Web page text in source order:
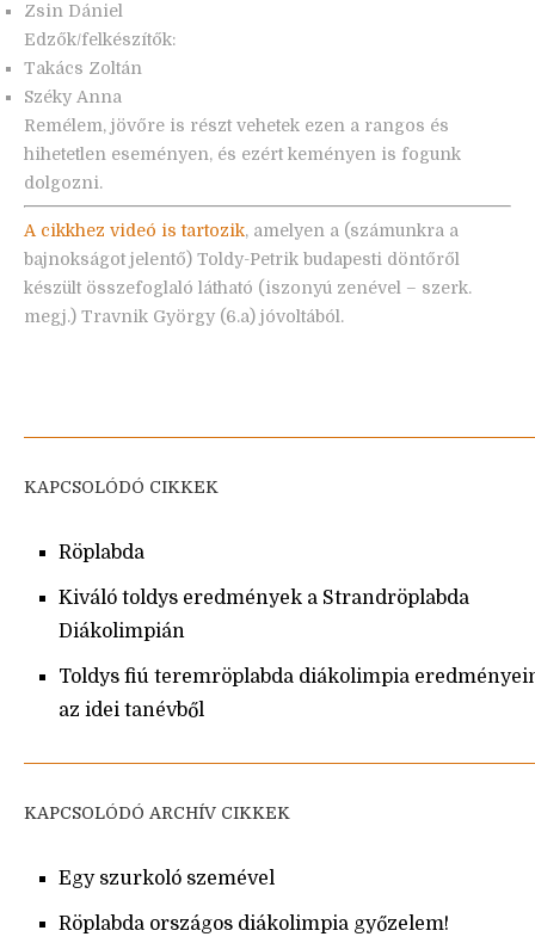
Zsin Dániel
Edzők/felkészítők:
Takács Zoltán
Széky Anna
Remélem, jövőre is részt vehetek ezen a rangos és
hihetetlen eseményen, és ezért keményen is fogunk
dolgozni.
A cikkhez videó is tartozik, amelyen a (számunkra a
bajnokságot jelentő) Toldy-Petrik budapesti döntőről
készült összefoglaló látható (iszonyú zenével – szerk.
megj.) Travnik György (6.a) jóvoltából.
KAPCSOLÓDÓ CIKKEK
Röplabda
Kiváló toldys eredmények a Strandröplabda
Diákolimpián
Toldys fiú teremröplabda diákolimpia
az idei tanévből
KAPCSOLÓDÓ ARCHÍV CIKKEK
Egy szurkoló szemével
Röplabda országos diákolimpia győzelem!